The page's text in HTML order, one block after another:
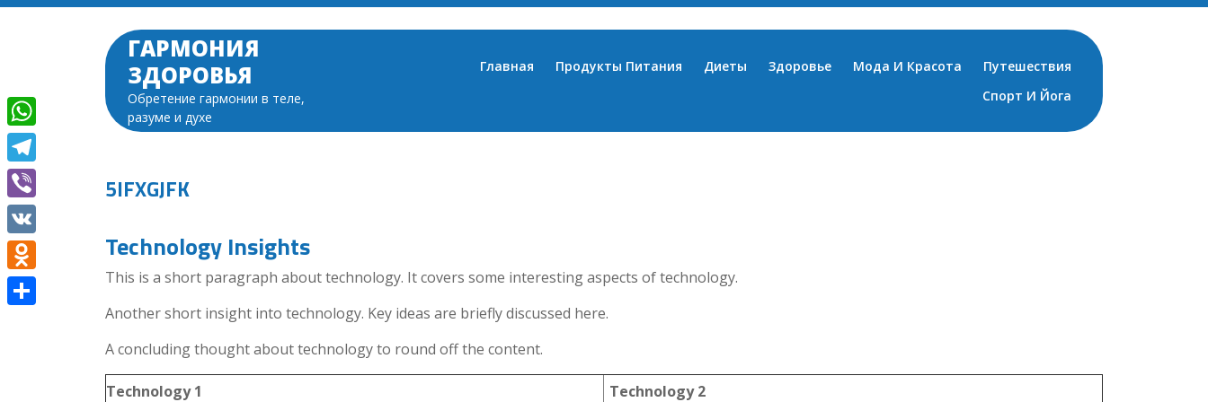
Перейти
ГАРМОНИЯ
ЗДОРОВЬЯ
Обретение гармонии в теле,
разуме и духе
Главная Продукты Питания Диеты Здоровье Мода И Красота
Путешествия
Спорт И Йога
5IFXGJFK
Technology Insights
This is a short paragraph about technology. It covers some interesting aspects of technology.
Another short insight into technology. Key ideas are briefly discussed here.
A concluding thought about technology to round off the content.
Technology 1
Technology 2
WhatsApp
Telegram
Viber
VK
Odnoklassniki